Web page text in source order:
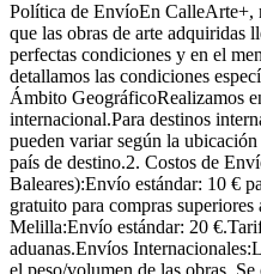
Política de EnvíoEn CalleArte+,
que las obras de arte adquiridas
perfectas condiciones y en el
detallamos las condiciones
Ámbito GeográficoRealizamos
internacional.Para destinos
pueden variar según la
país de destino.2. Costos de
Baleares):Envío estándar: 10 €
gratuito para compras
Melilla:Envío estándar: 20
aduanas.Envíos